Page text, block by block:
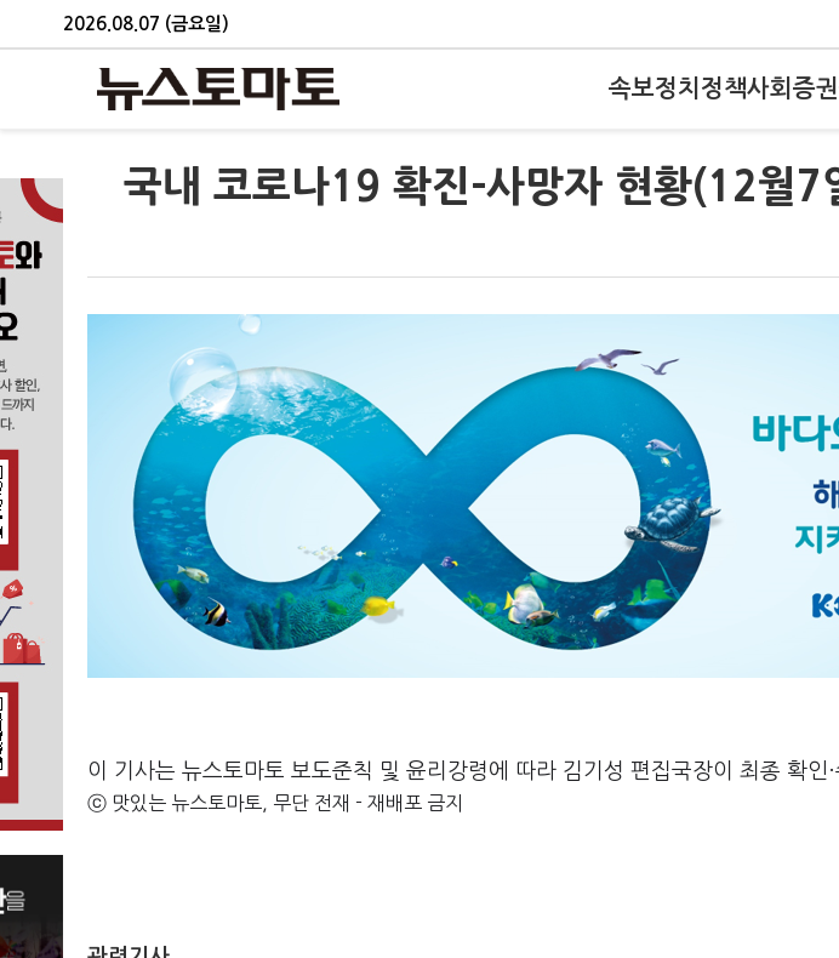
2026.08.07 (금요일)
속보정치 정책사회 증권
국내 코로나19 확진-사망자 현황(12월7
이 기사는 뉴스토마토 보도준칙 및 윤리강령에 따라 김기성 편집국장이 최종 확인·
ⓒ 맛있는 뉴스토마토, 무단 전재 - 재배포 금지